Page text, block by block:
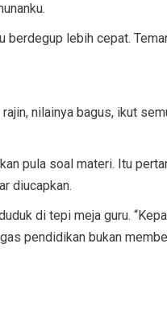
berdegup lebih cepat.
nilainya bagus, ikut
pula soal materi. Itu
diucapkan.
di tepi meja guru.
pendidikan bukan